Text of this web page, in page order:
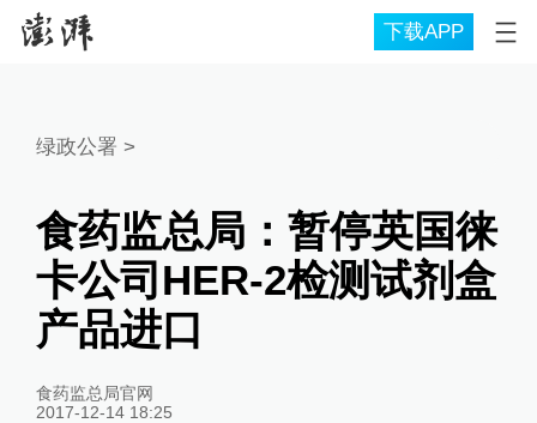
下载APP
绿政公署 >
食药监总局：暂停英国徕
卡公司HER-2检测试剂盒
产品进口
食药监总局官网
2017-12-14 18:25